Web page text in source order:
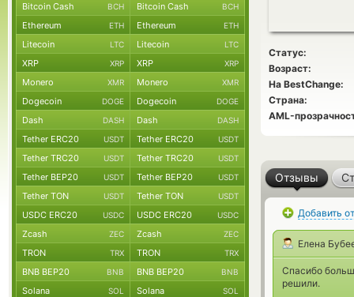
Статус:
Возраст:
На BestChange:
Страна:
AML-
Отзывы
Добавить
Елена
Спасибо
решили.
Bitcoin Cash BCH Bitcoin Cash BCH
Ethereum ETH Ethereum ETH
Litecoin LTC Litecoin LTC
XRP XRP XRP XRP
Monero XMR Monero XMR
Dogecoin DOGE Dogecoin DOGE
Dash DASH Dash DASH
Tether ERC20 USDT Tether ERC20 USDT
Tether TRC20 USDT Tether TRC20 USDT
Tether BEP20 USDT Tether BEP20 USDT
Tether TON USDT Tether TON USDT
USDC ERC20 USDC USDC ERC20 USDC
Zcash ZEC Zcash ZEC
TRON TRX TRON TRX
BNB BEP20 BNB BNB BEP20 BNB
Solana SOL Solana SOL